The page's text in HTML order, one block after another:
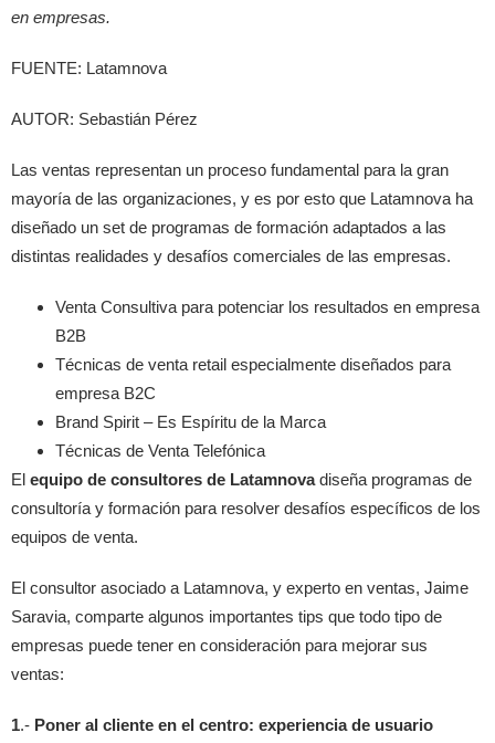
en empresas.
FUENTE: Latamnova
AUTOR: Sebastián Pérez
Las ventas representan un proceso fundamental para la gran
mayoría de las organizaciones, y es por esto que Latamnova ha
diseñado un set de programas de formación adaptados a las
distintas realidades y desafíos comerciales de las empresas.
Venta Consultiva para potenciar los resultados en empresa
B2B
Técnicas de venta retail especialmente diseñados para
empresa B2C
Brand Spirit – Es Espíritu de la Marca
Técnicas de Venta Telefónica
El equipo de consultores de Latamnovadiseña programas de
consultoría y formación para resolver desafíos específicos de los
equipos de venta.
El consultor asociado a Latamnova, y experto en ventas, Jaime
Saravia, comparte algunos importantes tips que todo tipo de
empresas puede tener en consideración para mejorar sus
ventas:
1.- Poner al cliente en el centro: experiencia de usuario